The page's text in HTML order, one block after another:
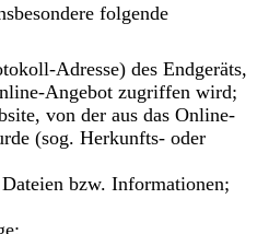
folgende
Adresse) des Endgeräts,
Angebot zugriffen wird;
von der aus das Online-
(sog. Herkunfts- oder
bzw. Informationen;